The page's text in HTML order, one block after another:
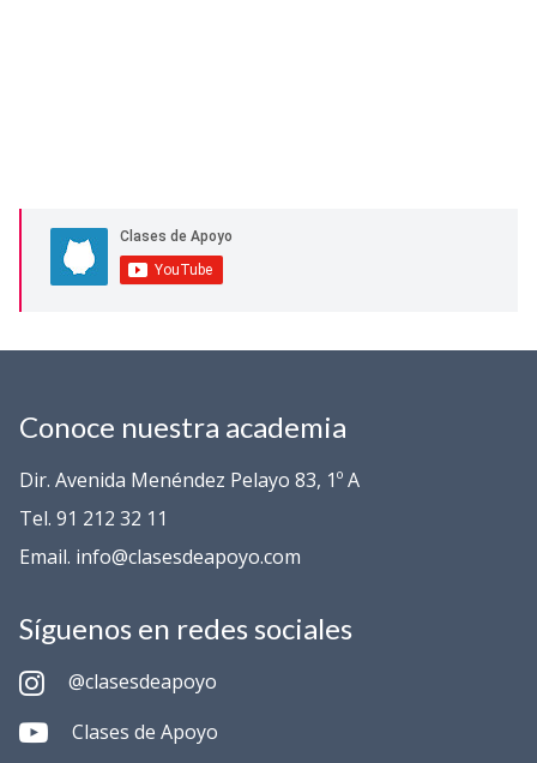
Conoce nuestra academia
Dir. Avenida Menéndez Pelayo 83, 1º A
Tel. 91 212 32 11
Email. info@clasesdeapoyo.com
Síguenos en redes sociales
@clasesdeapoyo
Clases de Apoyo